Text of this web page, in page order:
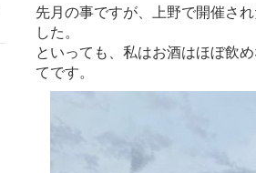
先月の事ですが、上野で開催さ
した。
といっても、私はお酒はほぼ飲
てです。